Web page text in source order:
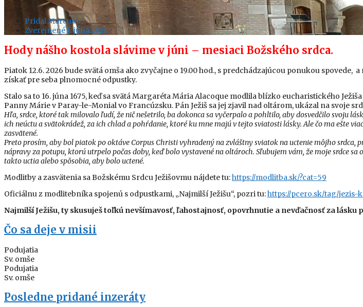
PridalMarcus
Zverejnené1. júna 2026
Hody nášho kostola slávime v júni – mesiaci Božského srdca.
Piatok 12.6. 2026 bude svätá omša ako zvyčajne o 19.00 hod., s predchádzajúcou ponukou spovede, a
získať pre seba plnomocné odpustky.
Stalo sa to 16. júna 1675, keď sa svätá Margaréta Mária Alacoque modlila blízko eucharistického
Panny Márie v Paray-le-Monial vo Francúzsku. Pán Ježiš sa jej zjavil nad oltárom, ukázal na svoje
Hľa, srdce, ktoré tak milovalo ľudí, že nič nešetrilo, ba dokonca sa vyčerpalo a pohltilo, aby dosvedčilo svoju
ich neúctu a svätokrádež, za ich chlad a pohŕdanie, ktoré ku mne majú v tejto sviatosti lásky. Ale čo ma ešte
zasvätené.
Preto prosím, aby bol piatok po oktáve Corpus Christi vyhradený na zvláštny sviatok na uctenie môjho
nápravy za potupu, ktorú utrpelo počas doby, keď bolo vystavené na oltároch. Sľubujem vám, že moje srdce
takto uctia alebo spôsobia, aby bolo uctené.
Modlitby a zasvätenia sa Božskému Srdcu Ježišovmu nájdete tu:https://modlitba.sk/?cat=59
Oficiálnu z modlitebníka spojenú s odpustkami, „Najmilší Ježišu“, pozri tu:https://pcero.sk/tag/jezis-
Najmilší Ježišu, ty skusuješ toľkú nevšímavosť, ľahostajnosť, opovrhnutie a nevďačnosť za lásku
Čo sa deje v misii
Podujatia
Sv. omše
Podujatia
Sv. omše
Posledne pridané inzeráty